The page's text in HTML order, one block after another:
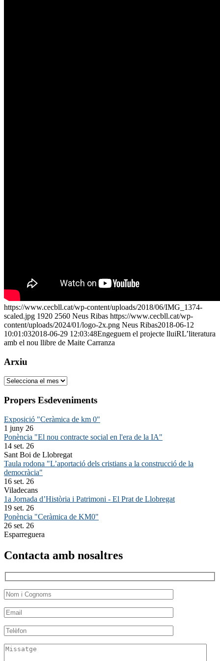
https://www.cecbll.cat/wp-content/uploads/2018/06/IMG_1374-
scaled.jpg 1920 2560 Neus Ribas https://www.cecbll.cat/wp-
content/uploads/2024/01/logo-2x.png Neus Ribas2018-06-12
10:01:032018-06-29 12:03:48Engeguem el projecte lluiRL’literatura
amb el nou llibre de Maite Carranza
Arxiu
Arxiu
Propers Esdeveniments
Exposició "Ceràmica de km 0"
1 juny 26
Ponència "El nou contracte social en l'era de la IA"
14 set. 26
Sant Boi de Llobregat
Taula rodona "L’aportació dels cristians a la construcció de la
democràcia"
16 set. 26
Viladecans
1a Jornada d’Història i Patrimoni - El Prat de Llobregat
19 set. 26
Ponència "Ceràmica de KM0"
26 set. 26
Esparreguera
Contacta amb nosaltres